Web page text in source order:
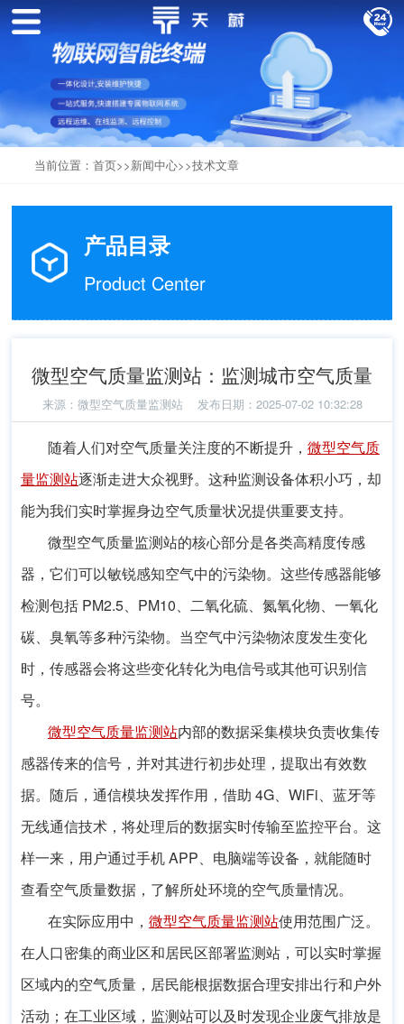
当前位置： 首页>>新闻中心>>技术文章
产品目录
Product Center
微型空气质量监测站：监测城市空气质量
来源： 微型空气质量监测站发布日期：2025-07-02 10:32:28
随着人们对空气质量关注度的不断提升， 微型空气质
量监测站逐渐走进大众视野。这种监测设备体积小巧，却
能为我们实时掌握身边空气质量状况提供重要支持。
微型空气质量监测站的核心部分是各类高精度传感
器，它们可以敏锐感知空气中的污染物。这些传感器能够
检测包括 PM2.5、PM10、二氧化硫、氮氧化物、一氧化
碳、臭氧等多种污染物。当空气中污染物浓度发生变化
时，传感器会将这些变化转化为电信号或其他可识别信
号。
微型空气质量监测站内部的数据采集模块负责收集传
感器传来的信号，并对其进行初步处理，提取出有效数
据。随后，通信模块发挥作用，借助 4G、WiFi、蓝牙等
无线通信技术，将处理后的数据实时传输至监控平台。这
样一来，用户通过手机 APP、电脑端等设备，就能随时
查看空气质量数据，了解所处环境的空气质量情况。
在实际应用中， 微型空气质量监测站使用范围广泛。
在人口密集的商业区和居民区部署监测站，可以实时掌握
区域内的空气质量，居民能根据数据合理安排出行和户外
活动；在工业区域，监测站可以及时发现企业废气排放是